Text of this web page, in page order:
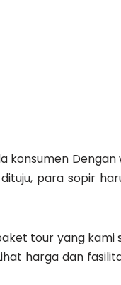
konsumen Dengan
para sopir
tour yang kami
harga dan